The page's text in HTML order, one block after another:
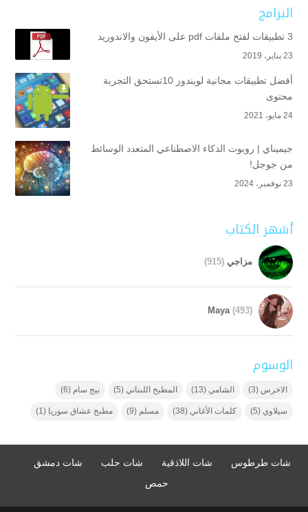
البرامج
3 تطبيقات لفتح ملفات pdf على الأيفون والاندوريد
23 يناير، 2019
أفضل تطبيقات مجانية لويندوز 10تستحق التجربة
محتوى
24 مايو، 2021
جيميناي | روبوت الذكاء الاصطناعي المتعدد الوسائط
من جوجل!
23 نوفمبر، 2024
أشهر الكتاب
مزاجي (915)
Maya (493)
الوسوم
الاخرس (3) الشامي (13) المطبخ اللبناني (5) بيج سام (6)
سيلاوي (5) كلمات الأغاني (38) مسلم (9) مطبخ عشاق سوريا (1)
شات طرطوس شات اللاذقية شات حلب
شات دمشق
حمص